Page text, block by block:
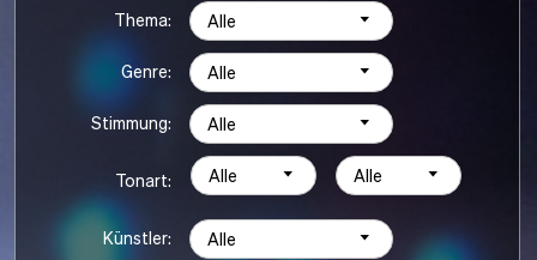
Thema: Alle
Genre: Alle
Stimmung: Alle
Tonart: Alle Alle
Künstler: Alle